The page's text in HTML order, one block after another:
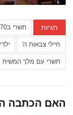
תגיות תשרי ב770 תשפ״ה
חיילי צבאות ה'
תשרי עם מלך המשיח
האם הכתבה